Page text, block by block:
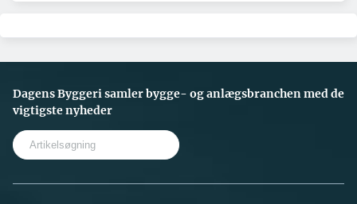
Dagens Byggeri samler bygge- og anlægsbranchen med de
vigtigste nyheder